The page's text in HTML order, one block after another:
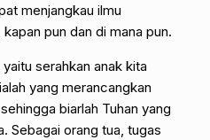
menjangkau ilmu
pun dan di mana pun.
serahkan anak kita
yang merancangkan
biarlah Tuhan yang
Sebagai orang tua, tugas